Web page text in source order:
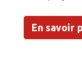
En savoir